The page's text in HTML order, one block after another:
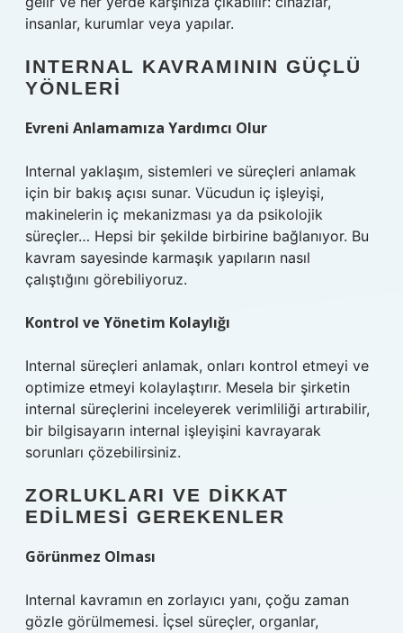
insanlar, kurumlar veya yapılar.
INTERNAL KAVRAMININ GÜÇLÜ
YÖNLERI
Evreni Anlamamıza Yardımcı Olur
Internal yaklaşım, sistemleri ve süreçleri anlamak
için bir bakış açısı sunar. Vücudun iç işleyişi,
makinelerin iç mekanizması ya da psikolojik
süreçler… Hepsi bir şekilde birbirine bağlanıyor. Bu
kavram sayesinde karmaşık yapıların nasıl
çalıştığını görebiliyoruz.
Kontrol ve Yönetim Kolaylığı
Internal süreçleri anlamak, onları kontrol etmeyi ve
optimize etmeyi kolaylaştırır. Mesela bir şirketin
internal süreçlerini inceleyerek verimliliği artırabilir,
bir bilgisayarın internal işleyişini kavrayarak
sorunları çözebilirsiniz.
ZORLUKLARI VE DIKKAT
EDILMESI GEREKENLER
Görünmez Olması
Internal kavramın en zorlayıcı yanı, çoğu zaman
gözle görülmemesi. İçsel süreçler, organlar,